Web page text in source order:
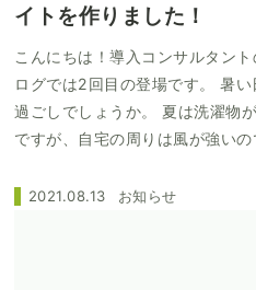
イトを作りました！
こんにちは！導入コンサルタン
ログでは2回目の登場です。 暑
過ごしでしょうか。 夏は洗濯物
ですが、自宅の周りは風が強い
2021.08.13 お知らせ